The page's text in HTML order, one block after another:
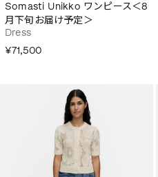
Somasti Unikko ワンピース＜8
月下旬お届け予定＞
Dress
¥71,500